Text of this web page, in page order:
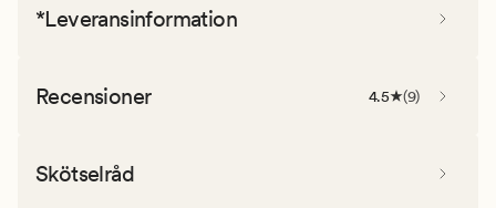
*Leveransinformation
Recensioner 4.5 (9)
Skötselråd